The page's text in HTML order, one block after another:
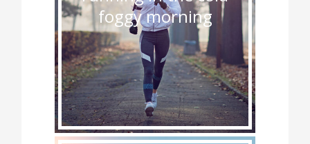
foggy morning